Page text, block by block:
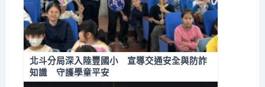
北斗分局深入陸豐國小 宣導交通安全與防詐
知識 守護學童平安